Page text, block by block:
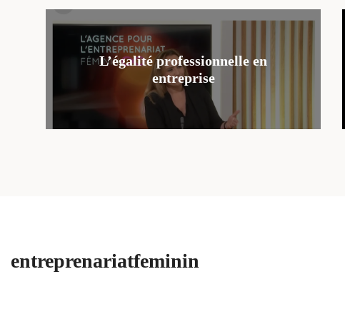
L’égalité professionnelle en
entreprise
entreprenariatfeminin